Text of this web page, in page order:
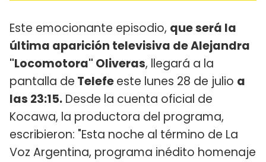
Este emocionante episodio, que será la
última aparición televisiva de Alejandra
"Locomotora" Oliveras, llegará a la
pantalla de Telefeeste lunes 28 de julio a
las 23:15. Desde la cuenta oficial de
Kocawa, la productora del programa,
escribieron: "Esta noche al término de La
Voz Argentina, programa inédito homenaje